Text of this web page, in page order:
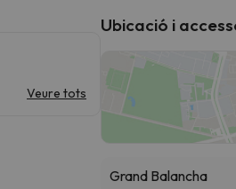
Veure tots
Ubicació i
Grand Balancha